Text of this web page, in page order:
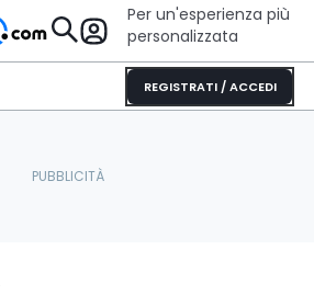
Per un'esperienza più
personalizzata
REGISTRATI / ACCEDI